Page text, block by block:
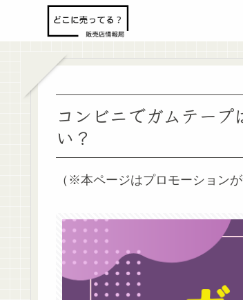
コンビニでガムテー
い？
（※本ページはプロモーションが